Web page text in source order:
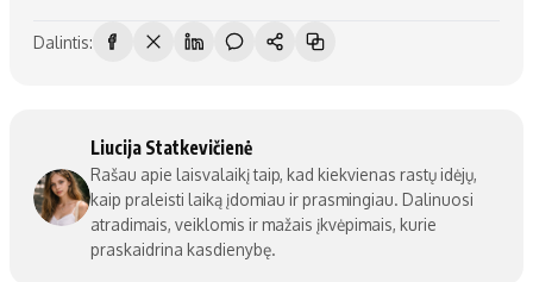
Dalintis:
Liucija Statkevičienė
Rašau apie laisvalaikį taip, kad kiekvienas rastų idėjų,
kaip praleisti laiką įdomiau ir prasmingiau. Dalinuosi
atradimais, veiklomis ir mažais įkvėpimais, kurie
praskaidrina kasdienybę.